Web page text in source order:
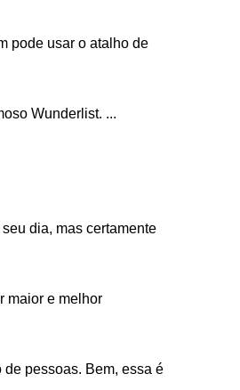
pode usar o atalho de
Wunderlist. ...
dia, mas certamente
maior e melhor
pessoas. Bem, essa é